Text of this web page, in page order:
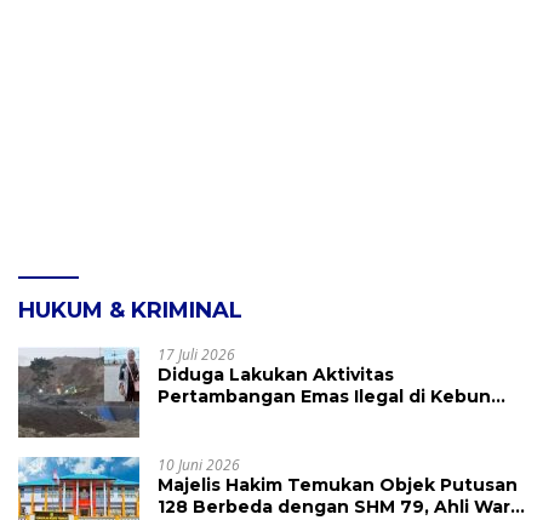
HUKUM & KRIMINAL
17 Juli 2026
Diduga Lakukan Aktivitas
Pertambangan Emas Ilegal di Kebun
10 Juni 2026
Majelis Hakim Temukan Objek Putusan
128 Berbeda dengan SHM 79, Ahli Waris